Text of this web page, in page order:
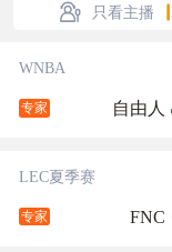
只看主播
WNBA
专家 自由人
LEC夏季赛
专家 FNC